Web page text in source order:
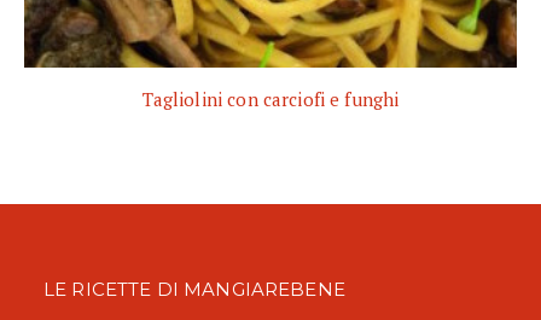
Tagliolini con carciofi e funghi
LE RICETTE DI MANGIAREBENE